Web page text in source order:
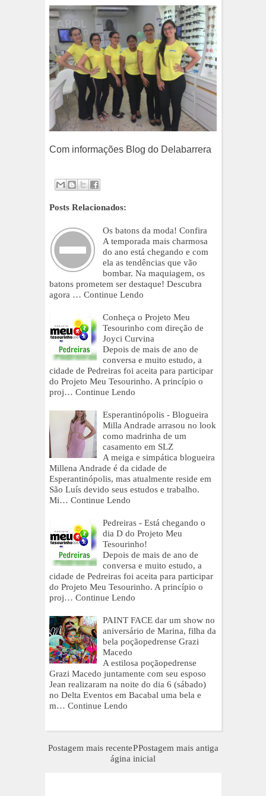
Com informações Blog do Delabarrera
Posts Relacionados:
Os batons da moda! Confira
A temporada mais charmosa
do ano está chegando e com
ela as tendências que vão
bombar. Na maquiagem, os
batons prometem ser destaque! Descubra
agora … Continue Lendo
Conheça o Projeto Meu
Tesourinho com direção de
Joyci Curvina
Depois de mais de ano de
conversa e muito estudo, a
cidade de Pedreiras foi aceita para participar
do Projeto Meu Tesourinho. A princípio o
proj… Continue Lendo
Esperantinópolis - Blogueira
Milla Andrade arrasou no look
como madrinha de um
casamento em SLZ
A meiga e simpática blogueira
Millena Andrade é da cidade de
Esperantinópolis, mas atualmente reside em
São Luís devido seus estudos e trabalho.
Mi… Continue Lendo
Pedreiras - Está chegando o
dia D do Projeto Meu
Tesourinho!
Depois de mais de ano de
conversa e muito estudo, a
cidade de Pedreiras foi aceita para participar
do Projeto Meu Tesourinho. A princípio o
proj… Continue Lendo
PAINT FACE dar um show no
aniversário de Marina, filha da
bela poçãopedrense Grazi
Macedo
A estilosa poçãopedrense
Grazi Macedo juntamente com seu esposo
Jean realizaram na noite do dia 6 (sábado)
no Delta Eventos em Bacabal uma bela e
m… Continue Lendo
Postagem mais recente Postagem mais antiga
P
ágina inicial